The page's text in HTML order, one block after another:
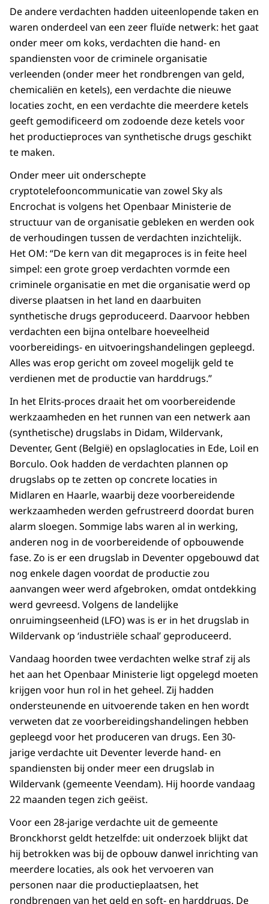
De andere verdachten hadden uiteenlopende taken en
waren onderdeel van een zeer fluïde netwerk: het gaat
onder meer om koks, verdachten die hand- en
spandiensten voor de criminele organisatie
verleenden (onder meer het rondbrengen van geld,
chemicaliën en ketels), een verdachte die nieuwe
locaties zocht, en een verdachte die meerdere ketels
geeft gemodificeerd om zodoende deze ketels voor
het productieproces van synthetische drugs geschikt
te maken.
Onder meer uit onderschepte
cryptotelefooncommunicatie van zowel Sky als
Encrochat is volgens het Openbaar Ministerie de
structuur van de organisatie gebleken en werden ook
de verhoudingen tussen de verdachten inzichtelijk.
Het OM: “De kern van dit megaproces is in feite heel
simpel: een grote groep verdachten vormde een
criminele organisatie en met die organisatie werd op
diverse plaatsen in het land en daarbuiten
synthetische drugs geproduceerd. Daarvoor hebben
verdachten een bijna ontelbare hoeveelheid
voorbereidings- en uitvoeringshandelingen gepleegd.
Alles was erop gericht om zoveel mogelijk geld te
verdienen met de productie van harddrugs.”
In het Elrits-proces draait het om voorbereidende
werkzaamheden en het runnen van een netwerk aan
(synthetische) drugslabs in Didam, Wildervank,
Deventer, Gent (België) en opslaglocaties in Ede, Loil en
Borculo. Ook hadden de verdachten plannen op
drugslabs op te zetten op concrete locaties in
Midlaren en Haarle, waarbij deze voorbereidende
werkzaamheden werden gefrustreerd doordat buren
alarm sloegen. Sommige labs waren al in werking,
anderen nog in de voorbereidende of opbouwende
fase. Zo is er een drugslab in Deventer opgebouwd dat
nog enkele dagen voordat de productie zou
aanvangen weer werd afgebroken, omdat ontdekking
werd gevreesd. Volgens de landelijke
onruimingseenheid (LFO) was is er in het drugslab in
Wildervank op ‘industriële schaal’ geproduceerd.
Vandaag hoorden twee verdachten welke straf zij als
het aan het Openbaar Ministerie ligt opgelegd moeten
krijgen voor hun rol in het geheel. Zij hadden
ondersteunende en uitvoerende taken en hen wordt
verweten dat ze voorbereidingshandelingen hebben
gepleegd voor het produceren van drugs. Een 30-
jarige verdachte uit Deventer leverde hand- en
spandiensten bij onder meer een drugslab in
Wildervank (gemeente Veendam). Hij hoorde vandaag
22 maanden tegen zich geëist.
Voor een 28-jarige verdachte uit de gemeente
Bronckhorst geldt hetzelfde: uit onderzoek blijkt dat
hij betrokken was bij de opbouw danwel inrichting van
meerdere locaties, als ook het vervoeren van
personen naar die productieplaatsen, het
rondbrengen van het geld en soft- en harddrugs. De